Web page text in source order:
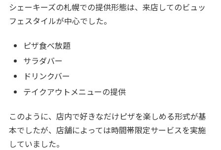
シェーキーズの札幌での提供形態は、来店してのビュッ
フェスタイルが中心でした。
ピザ食べ放題
サラダバー
ドリンクバー
テイクアウトメニューの提供
このように、店内で好きなだけピザを楽しめる形式が基
本でしたが、店舗によっては時間帯限定サービスを実施
していました。